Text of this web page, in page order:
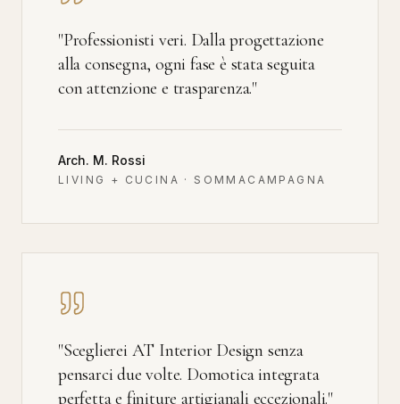
"Professionisti veri. Dalla progettazione
alla consegna, ogni fase è stata seguita
con attenzione e trasparenza."
Arch. M. Rossi
LIVING + CUCINA · SOMMACAMPAGNA
"Sceglierei AT Interior Design senza
pensarci due volte. Domotica integrata
perfetta e finiture artigianali eccezionali."